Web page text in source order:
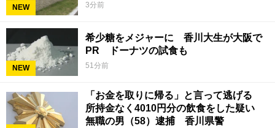
NEW 3分前
NEW
希少糖をメジャーに 香川大生が大阪で
PR ドーナツの試食も
51分前
「お金を取りに帰る」と言って逃げる
所持金なく4010円分の飲食をした疑い
無職の男（58）逮捕 香川県警